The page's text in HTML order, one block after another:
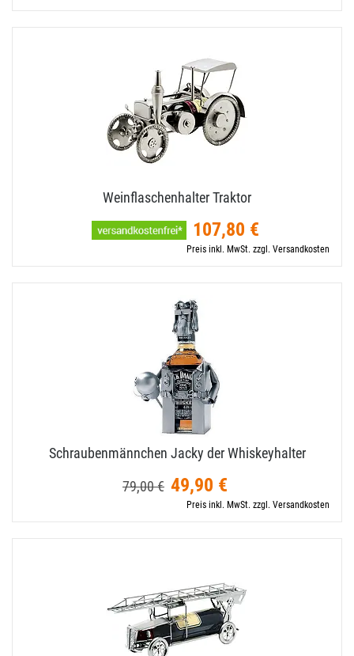
Weinflaschenhalter Traktor
107,80 €
Preis inkl. MwSt. zzgl. Versandkosten
Schraubenmännchen Jacky der Whiskeyhalter
79,00 € 49,90 €
Preis inkl. MwSt. zzgl. Versandkosten